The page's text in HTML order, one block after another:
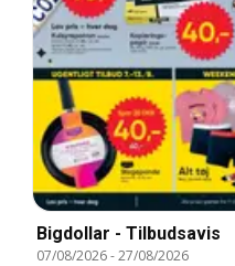
Bigdollar - Tilbudsavis
07/08/2026-27/08/2026